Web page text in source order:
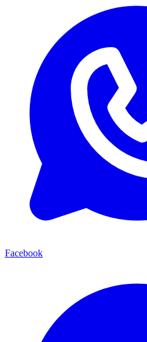
Facebook